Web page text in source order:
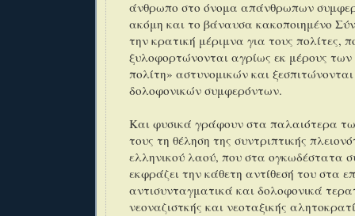
άνθρωπο στο όνομα απάνθρωπων
ακόμη και το βάναυσα κακοποιημένο
την κρατική μέριμνα για τους πολίτες,
ξυλοφορτώνονται αγρίως εκ μέρους
πολίτη» αστυνομικών και
δολοφονικών συμφερόντων.
Και φυσικά γράφουν στα παλαιότερα
τους τη θέληση της συντριπτικής
ελληνικού λαού, που στα ογκωδέστατα
εκφράζει την κάθετη αντίθεσή του στα
αντισυνταγματικά και δολοφονικά
νεοναζιστκής και νεοταξικής